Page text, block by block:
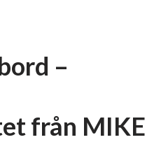
–
från MIKE